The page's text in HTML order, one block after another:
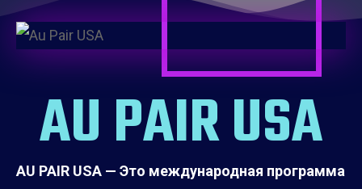
AU PAIR USA
AU PAIR USA — Это международная программа